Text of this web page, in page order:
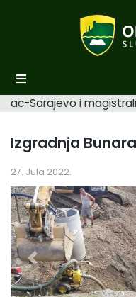
Podaci o Općini
Biznis
Općinski načelnik
Općinsko vijeće
Uprava
Sarajevo i
Izgradnja
27. Jula 2022.